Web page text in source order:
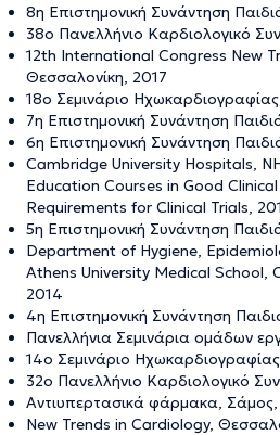
8η Επιστημονική Συνάντηση
38ο Πανελλήνιο Καρδιολογικό
12th International Congress New
Θεσσαλονίκη, 2017
18ο Σεμινάριο
7η Επιστημονική Συνάντηση
6η Επιστημονική Συνάντηση
Cambridge University Hospitals,
Education Courses in Good
Requirements for Clinical Trials,
5η Επιστημονική Συνάντηση
Department of Hygiene,
Athens University Medical School,
2014
4η Επιστημονική Συνάντηση
Πανελλήνια Σεμινάρια ομάδων
14ο Σεμινάριο
32o Πανελλήνιο Καρδιολογικό
Αντιυπερτασικά φάρμακα,
New Trends in Cardiology,